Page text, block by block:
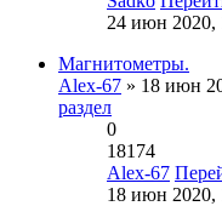
24 июн 2020,
Магнитометры.
Alex-67 » 18 июн
раздел
0
18174
Alex-67
18 июн 2020,